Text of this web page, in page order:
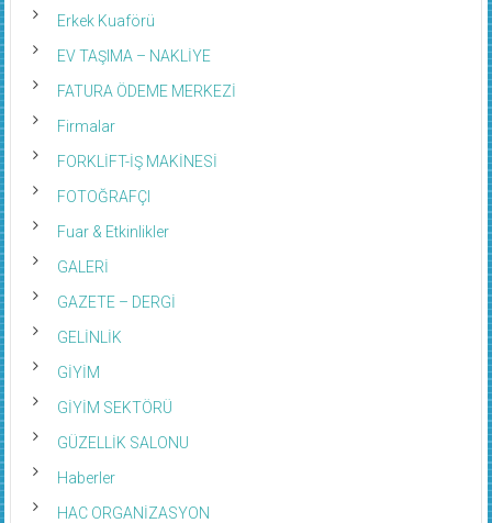
Erkek Kuaförü
EV TAŞIMA – NAKLİYE
FATURA ÖDEME MERKEZİ
Firmalar
FORKLİFT-İŞ MAKİNESİ
FOTOĞRAFÇI
Fuar & Etkinlikler
GALERİ
GAZETE – DERGİ
GELİNLİK
GİYİM
GİYİM SEKTÖRÜ
GÜZELLİK SALONU
Haberler
HAC ORGANİZASYON